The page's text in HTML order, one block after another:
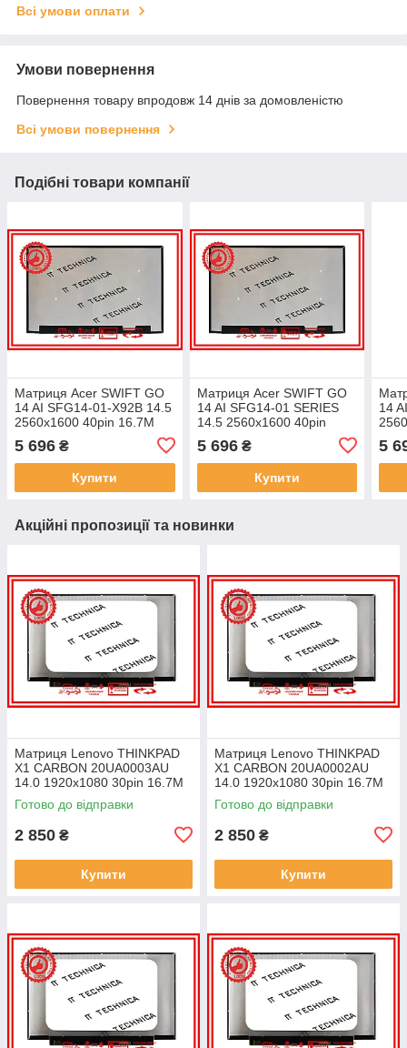
Всі умови оплати
Умови повернення
Повернення товару впродовж 14 днів за домовленістю
Всі умови повернення
Подібні товари компанії
Матриця Acer SWIFT GO
14 AI SFG14-01-X92B 14.5
2560x1600 40pin 16.7M
5 696 ₴
Купити
Матриця Acer SWIFT GO
14 AI SFG14-01 SERIES
14.5 2560x1600 40pin
5 696₴
Купити
14
5
Акційні пропозиції та новинки
Матриця Lenovo THINKPAD
X1 CARBON 20UA0003AU
14.0 1920x1080 30pin 16.7M
45% NTSC 300 cd/m² для
ноутбука
Готово до відправки
2 850 ₴
Купити
Матриця Lenovo THINKPAD
X1 CARBON 20UA0002AU
14.0 1920x1080 30pin 16.7M
45% NTSC 300 cd/m² для
ноутбука
Готово до відправки
2 850 ₴
Купити